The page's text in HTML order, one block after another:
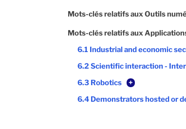
Mots-clés relatifs aux Outils
Mots-clés relatifs aux
6.1 Industrial and economic
6.2 Scientific interaction -
6.3 Robotics
+
6.4 Demonstrators hosted or